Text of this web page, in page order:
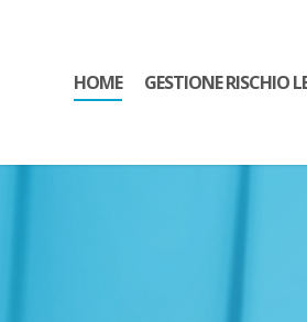
HOME GESTIONE RISCHIO